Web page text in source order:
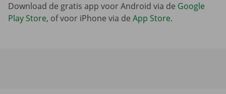
Download de gratis app voor Android via de Google
Play Store, of voor iPhone via de App Store.